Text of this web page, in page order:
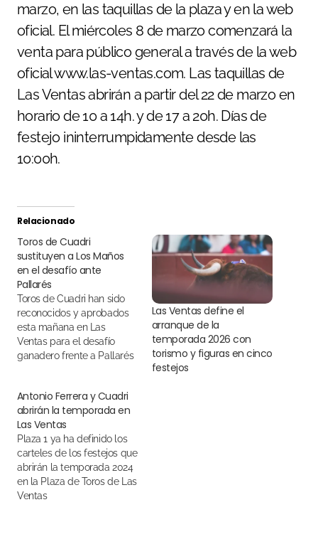
marzo, en las taquillas de la plaza y en la web
oficial. El miércoles 8 de marzo comenzará la
venta para público general a través de la web
oficial www.las-ventas.com. Las taquillas de
Las Ventas abrirán a partir del 22 de marzo en
horario de 10 a 14h. y de 17 a 20h. Días de
festejo ininterrumpidamente desde las
10:00h.
Relacionado
Toros de Cuadri
sustituyen a Los Maños
en el desafío ante
Pallarés
Toros de Cuadri han sido
reconocidos y aprobados
esta mañana en Las
Ventas para el desafío
ganadero frente a Pallarés
Las Ventas define el
arranque de la
temporada 2026 con
torismo y figuras en cinco
festejos
Antonio Ferrera y Cuadri
abrirán la temporada en
Las Ventas
Plaza 1 ya ha definido los
carteles de los festejos que
abrirán la temporada 2024
en la Plaza de Toros de Las
Ventas